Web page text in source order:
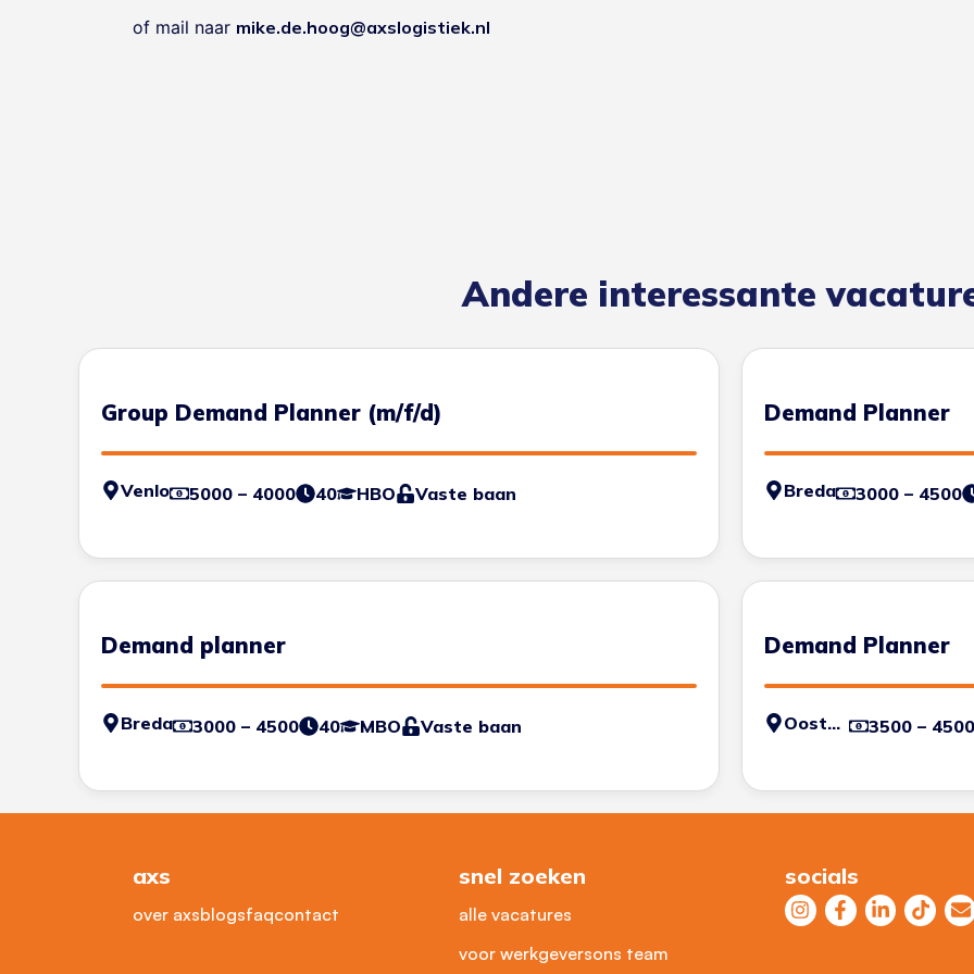
of mail naar mike.de.hoog@axslogistiek.nl
Andere interessante
Group Demand Planner (m/f/d)
Venlo 5000 – 4000 40 HBO Vaste baan
Demand Planner
Breda 3000 – 4500
Demand planner
Breda 3000 – 4500 40 MBO Vaste baan
Demand Planner
Oosterhout 3500 – 4500
axs
over axsblogsfaqcontact
snel zoeken
alle vacatures
voor werkgeversons team
socials